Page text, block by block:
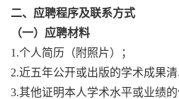
二、应聘程序及联系方式
（一）应聘材料
1.个人简历（附照片）；
2.近五年公开或出版的学术成果清
3.其他证明本人学术水平或业绩的